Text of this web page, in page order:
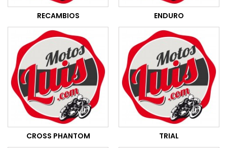
RECAMBIOS ENDURO
CROSS PHANTOM TRIAL